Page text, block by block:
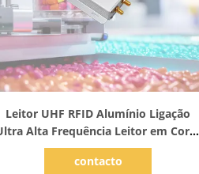
Leitor UHF RFID Alumínio Ligação
Alta Frequência Leitor em Cores
Prateadas Para Gestão de
Rastreamento de Drogas
contacto